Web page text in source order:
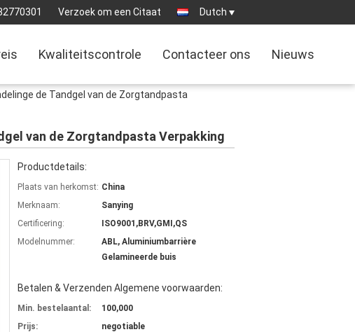
Verzoek om een Citaat Dutch
Kwaliteitscontrole Contacteer ons Nieuws
de Tandgel van de Zorgtandpasta
van de Zorgtandpasta Verpakking
Productdetails:
Plaats van herkomst: China
Merknaam:
Sanying
Certificering:
ISO9001,BRV,GMI,QS
Modelnummer:
ABL, Aluminiumbarrière
Gelamineerde buis
Betalen & Verzenden Algemene voorwaarden:
Min. bestelaantal:
100,000
Prijs:
negotiable